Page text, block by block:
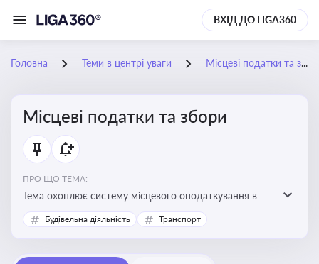
ВХІД ДО LIGA360
Головна Теми в центрі уваги Місцеві податки та збори
Місцеві податки та збори
ПРО ЩО ТЕМА:
Тема охоплює систему місцевого оподаткування в
Україні, включаючи туристичний збір, плату за
земельні ділянки, за паркування транспорту
Будівельна діяльність Транспорт